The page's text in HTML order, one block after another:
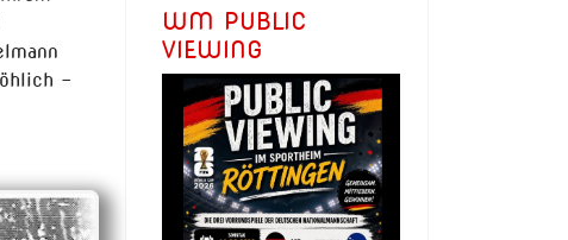
-
WM PUBLIC
VIEWING